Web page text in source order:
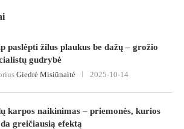
paslėpti žilus plaukus be dažų – grožio
gudrybė
Giedrė Misiūnaitė 2025-10-14
karpos naikinimas – priemonės, kurios
greičiausią efektą